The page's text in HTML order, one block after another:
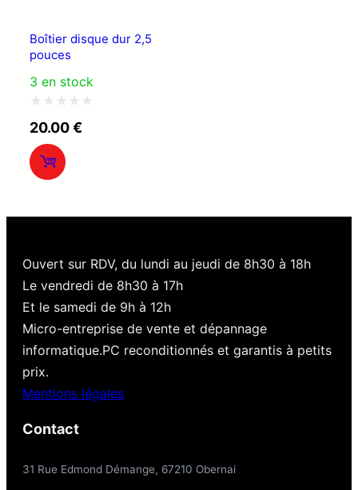
Boîtier disque dur 2,5
pouces
3 en stock
Note
0
sur
20.00€
Ouvert sur RDV, du lundi au jeudi de 8h30 à 18h
Le vendredi de 8h30 à 17h
Et le samedi de 9h à 12h
Micro-entreprise de vente et dépannage
informatique.PC reconditionnés et garantis à petits
prix.
Mentions légales
Contact
31 Rue Edmond Démange, 67210 Obernai